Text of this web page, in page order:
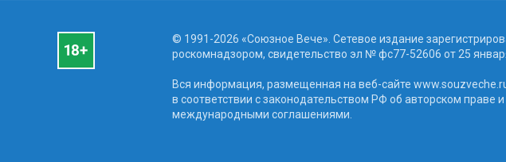
© 1991-2026 «Союзное Вече». Сетевое издание
роскомнадзором, свидетельство эл № фc77-52606 от 25
Вся информация, размещенная на веб-сайте
в соответствии с законодательством РФ об авторском праве и
международными соглашениями.